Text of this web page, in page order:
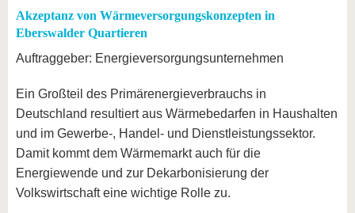
Akzeptanz von Wärmeversorgungskonzepten in
Eberswalder Quartieren
Auftraggeber: Energieversorgungsunternehmen
Ein Großteil des Primärenergieverbrauchs in
Deutschland resultiert aus Wärmebedarfen in Haushalten
und im Gewerbe-, Handel- und Dienstleistungssektor.
Damit kommt dem Wärmemarkt auch für die
Energiewende und zur Dekarbonisierung der
Volkswirtschaft eine wichtige Rolle zu.